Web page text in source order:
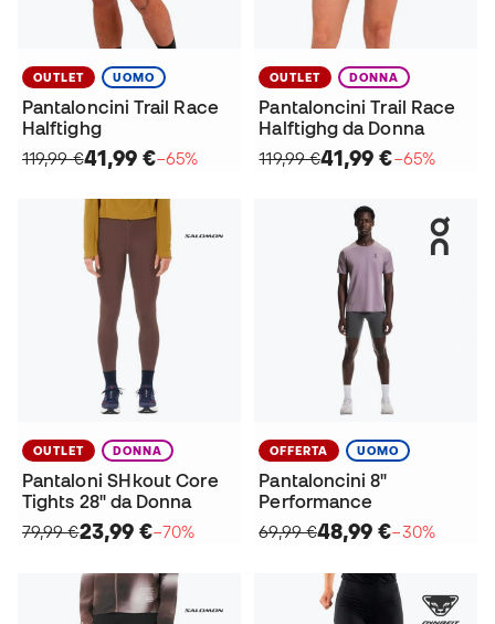
OUTLET UOMO
Pantaloncini Trail Race
Halftighg
119,99 €41,99 €−65%
OUTLET DONNA
Pantaloncini Trail Race
Halftighg da Donna
119,99 €41,99 €−65%
OUTLET DONNA
Pantaloni SHkout Core
Tights 28" da Donna
79,99 €23,99 €−70%
OFFERTA UOMO
Pantaloncini 8"
Performance
69,99 €48,99 €−30%